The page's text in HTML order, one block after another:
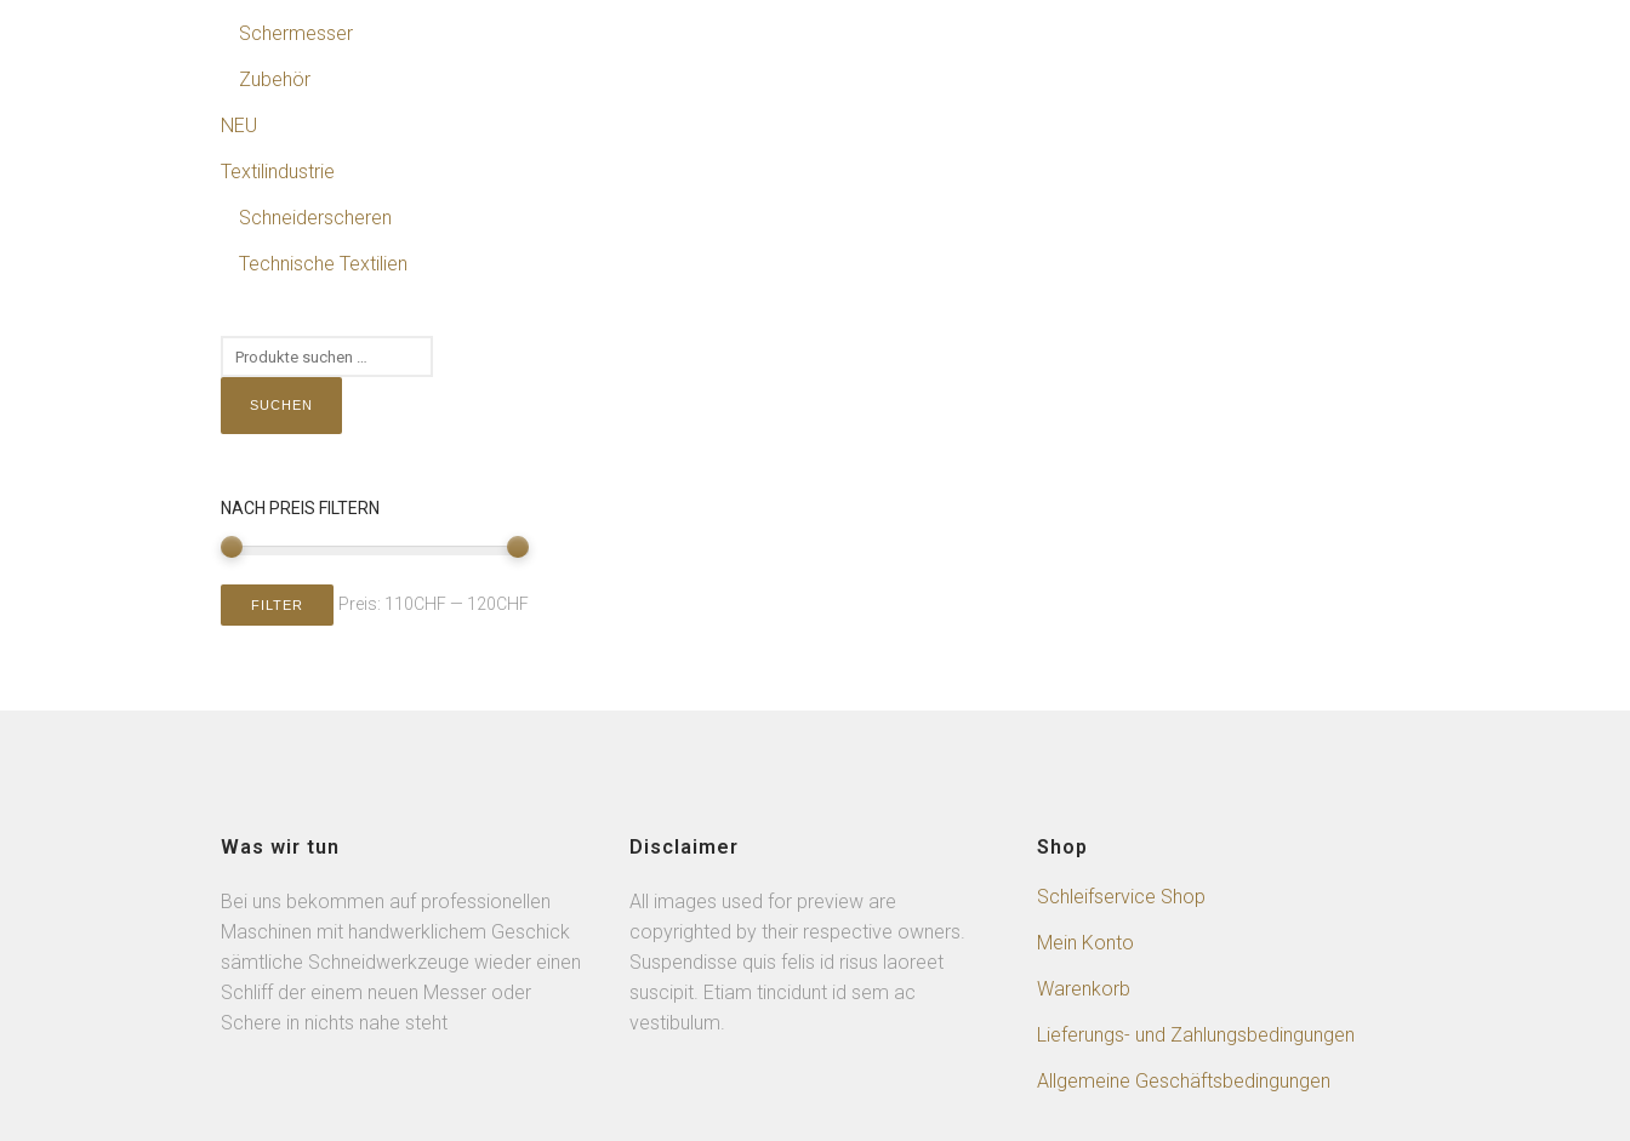
Schermesser
Zubehör
NEU
Textilindustrie
Schneiderscheren
Technische Textilien
SUCHEN
NACH PREIS FILTERN
FILTER Preis: 110CHF — 120CHF
Was wir tun
Bei uns bekommen auf professionellen
Maschinen mit handwerklichem Geschick
sämtliche Schneidwerkzeuge wieder einen
Schliff der einem neuen Messer oder
Schere in nichts nahe steht
Disclaimer
All images used for preview are
copyrighted by their respective owners.
Suspendisse quis felis id risus laoreet
suscipit. Etiam tincidunt id sem ac
vestibulum.
Shop
Schleifservice Shop
Mein Konto
Warenkorb
Lieferungs- und Zahlungsbedingungen
Allgemeine Geschäftsbedingungen